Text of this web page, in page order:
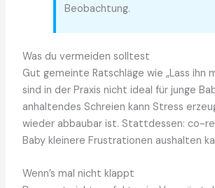
Beobachtung.
Was du vermeiden solltest
Gut gemeinte Ratschläge wie „Lass ihn
sind in der Praxis nicht ideal für junge
anhaltendes Schreien kann Stress
wieder abbaubar ist. Stattdessen: co-
Baby kleinere Frustrationen aushalten
Wenn’s mal nicht klappt